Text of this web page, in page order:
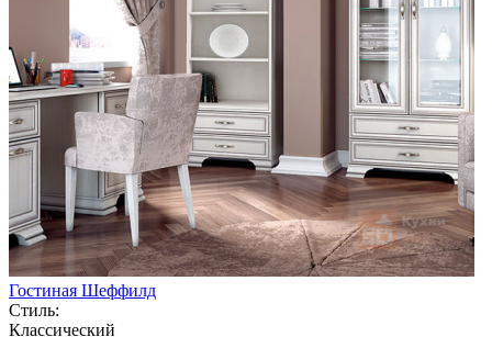
Гостиная Шеффилд
Стиль:
Классический